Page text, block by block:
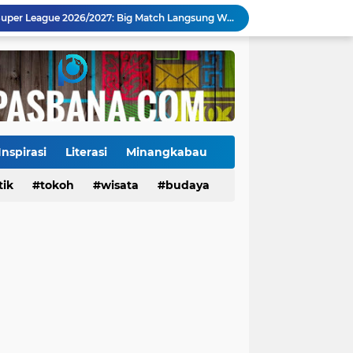
Mahyeldi Raih Penghargaan IPDN atas Kepemimpinan dan Reformasi Birokrasi di Sumbar
Payakumbuh Luncurkan GEMPITA BERSAMA, Dorong Pekarangan Jadi Sumber Pangan Keluarga
130 ASN dan Warga Payakumbuh Ikut Vaksin HPV, Upaya Cegah Kanker Serviks Diperluas
Tiga Alat Berat Diterjunkan, Normalisasi Sungai Batang Guo Dikebut Pascabanjir
Jelang Wajib Halal 2026, Sumbar Percepat Sertifikasi UMKM dan Bangun Ekosistem Halal
Kasus Campak Masih Mengintai, Kemenkes Ingatkan Risiko Penularan di Sekolah
Literasi Minangkabau
Tokoh budaya kuliner
tokoh wisata budaya